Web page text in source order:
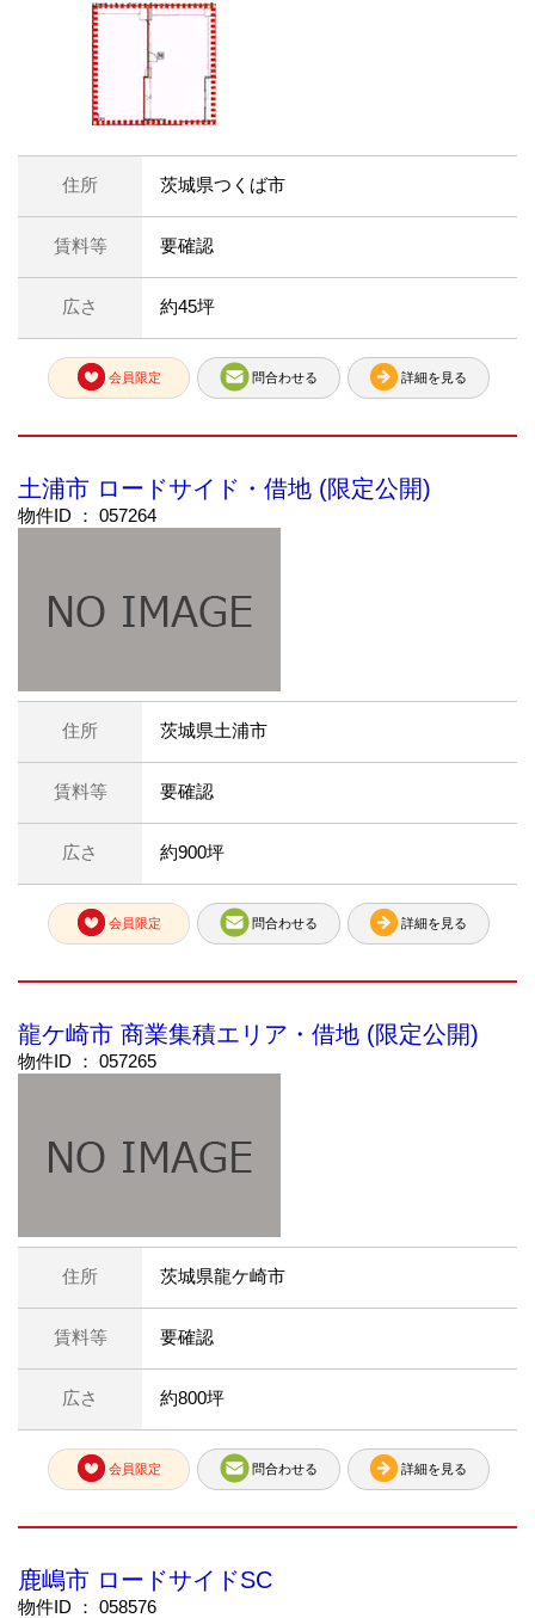
住所 茨城県つくば市
賃料等 要確認
広さ 約45坪
会員限定 問合わせる 詳細を見る
土浦市 ロードサイド・借地 (限定公開)
物件ID ： 057264
住所 茨城県土浦市
賃料等 要確認
広さ 約900坪
会員限定 問合わせる 詳細を見る
龍ケ崎市 商業集積エリア・借地 (限定公開)
物件ID ： 057265
住所 茨城県龍ケ崎市
賃料等 要確認
広さ 約800坪
会員限定 問合わせる 詳細を見る
鹿嶋市 ロードサイドSC
物件ID ： 058576